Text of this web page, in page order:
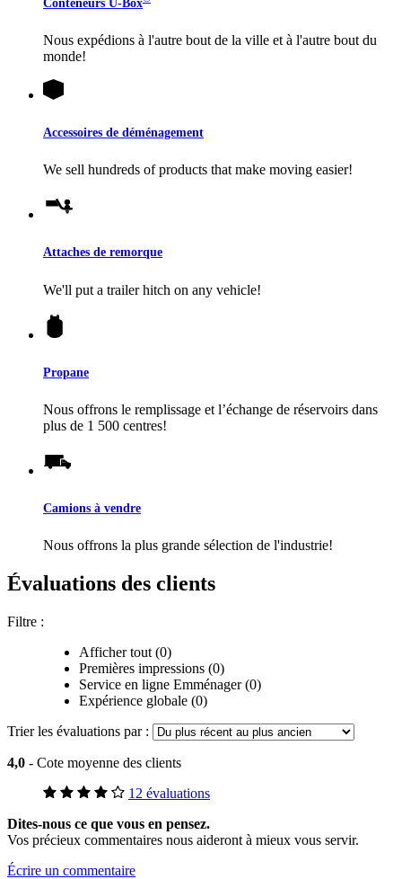
Conteneurs U-Box
Nous expédions à l'autre bout de la ville et à l'autre bout du
monde!
Accessoires de déménagement
We sell hundreds of products that make moving easier!
Attaches de remorque
We'll put a trailer hitch on any vehicle!
Propane
Nous offrons le remplissage et l’échange de réservoirs dans
plus de 1 500 centres!
Camions à vendre
Nous offrons la plus grande sélection de l'industrie!
Évaluations des clients
Filtre :
Afficher tout (0)
Premières impressions (0)
Service en ligne Emménager (0)
Expérience globale (0)
Trier les évaluations par :
4,0 - Cote moyenne des clients
12 évaluations
Dites-nous ce que vous en pensez.
Vos précieux commentaires nous aideront à mieux vous servir.
Écrire un commentaire